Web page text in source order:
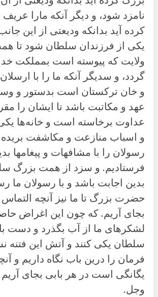
کرده آید بدانکه ودیعتی از این
یکی از فرزندان سلطان شود تا
ولایت که پیوسته است بمملکت
گردد، و سدیگر آنکه ما را با
و خان ترکستان است بدستور و
عهد و مکاتبت باشد تا ایشان را
عداوت برخاسته است و خانه‌ها
و اسباب منازعت و مکاشفت
رسولان را با مشافهات و پیغامها
فرستادیم. و سزد از همت بزرگ
بدین اجابت باشد و با رسولان ما
حضرت بزرگ تا ما نیز آنچه التماس
بجای آریم. که چون این اغراض
لشکرهای ما از آب بگذرد و دست
سلطان یکی کنند و آتش این فتنه
فرمان را درین باب نگاه داریم و
یگانگی است در هر بابی بجای آریم
وجل.